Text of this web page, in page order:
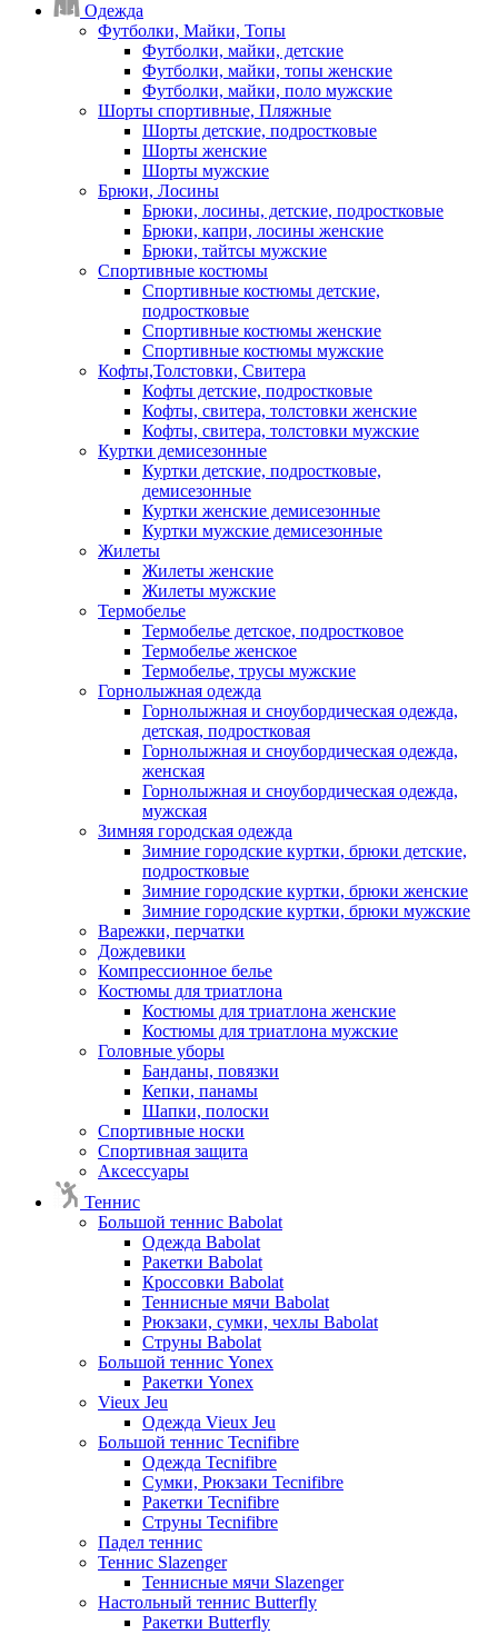
Одежда
Футболки, Майки, Топы
Футболки, майки, детские
Футболки, майки, топы женские
Футболки, майки, поло мужские
Шорты спортивные, Пляжные
Шорты детские, подростковые
Шорты женские
Шорты мужские
Брюки, Лосины
Брюки, лосины, детские, подростковые
Брюки, капри, лосины женские
Брюки, тайтсы мужские
Спортивные костюмы
Спортивные костюмы детские,
подростковые
Спортивные костюмы женские
Спортивные костюмы мужские
Кофты,Толстовки, Свитера
Кофты детские, подростковые
Кофты, свитера, толстовки женские
Кофты, свитера, толстовки мужские
Куртки демисезонные
Куртки детские, подростковые,
демисезонные
Куртки женские демисезонные
Куртки мужские демисезонные
Жилеты
Жилеты женские
Жилеты мужские
Термобелье
Термобелье детское, подростковое
Термобелье женское
Термобелье, трусы мужские
Горнолыжная одежда
Горнолыжная и сноубордическая одежда,
детская, подростковая
Горнолыжная и сноубордическая одежда,
женская
Горнолыжная и сноубордическая одежда,
мужская
Зимняя городская одежда
Зимние городские куртки, брюки детские,
подростковые
Зимние городские куртки, брюки женские
Зимние городские куртки, брюки мужские
Варежки, перчатки
Дождевики
Компрессионное белье
Костюмы для триатлона
Костюмы для триатлона женские
Костюмы для триатлона мужские
Головные уборы
Банданы, повязки
Кепки, панамы
Шапки, полоски
Спортивные носки
Спортивная защита
Аксессуары
Теннис
Большой теннис Babolat
Одежда Babolat
Ракетки Babolat
Кроссовки Babolat
Теннисные мячи Babolat
Рюкзаки, сумки, чехлы Babolat
Струны Babolat
Большой теннис Yonex
Ракетки Yonex
Vieux Jeu
Одежда Vieux Jeu
Большой теннис Tecnifibre
Одежда Tecnifibre
Сумки, Рюкзаки Tecnifibre
Ракетки Tecnifibre
Струны Tecnifibre
Падел теннис
Теннис Slazenger
Теннисные мячи Slazenger
Настольный теннис Butterfly
Ракетки Butterfly